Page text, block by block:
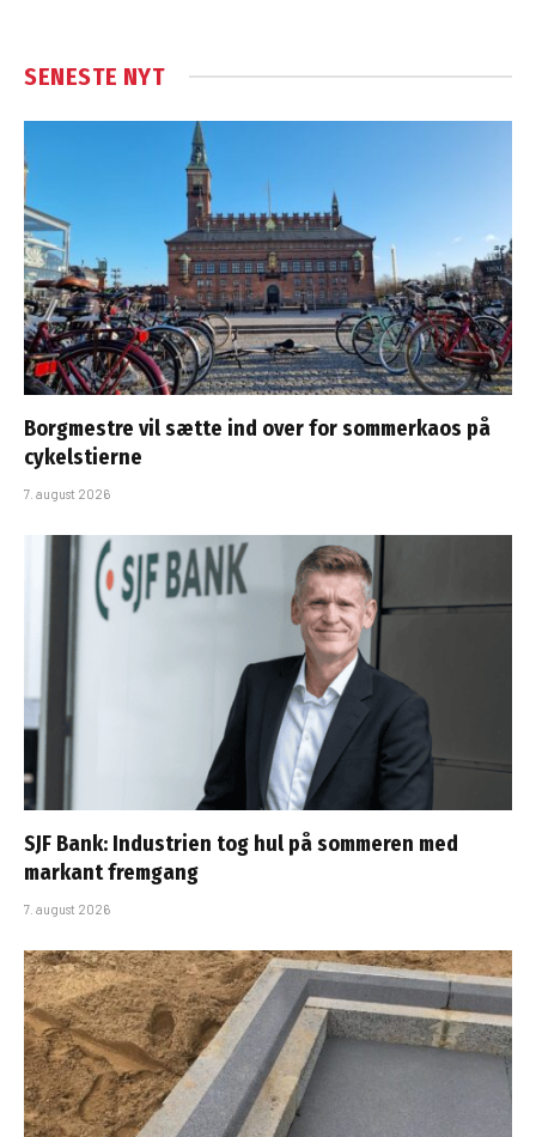
SENESTE NYT
Borgmestre vil sætte ind over for sommerkaos på
cykelstierne
7. august 2026
SJF Bank: Industrien tog hul på sommeren med
markant fremgang
7. august 2026